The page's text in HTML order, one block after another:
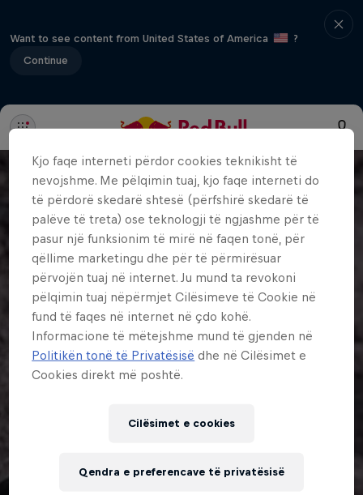
Want to see content from United States of America
?
Continue
Kjo faqe interneti përdor cookies teknikisht të
nevojshme. Me pëlqimin tuaj, kjo faqe interneti do
të përdorë skedarë shtesë (përfshirë skedarë të
palëve të treta) ose teknologji të ngjashme për të
pasur një funksionim të mirë në faqen tonë, për
qëllime marketingu dhe për të përmirësuar
përvojën tuaj në internet. Ju mund ta revokoni
pëlqimin tuaj nëpërmjet Cilësimeve të Cookie në
fund të faqes në internet në çdo kohë.
Informacione të mëtejshme mund të gjenden në
Politikën tonë të Privatësisë dhe në Cilësimet e
Cookies direkt më poshtë.
Cilësimet e cookies
Qendra e preferencave të privatësisë